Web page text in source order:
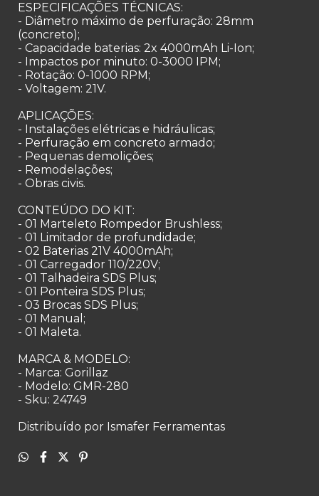
ESPECIFICAÇÕES TÉCNICAS:
- Diâmetro máximo de perfuração: 28mm
(concreto);
- Capacidade baterias: 2x 4000mAh Li-Ion;
- Impactos por minuto: 0-3000 IPM;
- Rotação: 0-1000 RPM;
- Voltagem: 21V.
APLICAÇÕES:
- Instalações elétricas e hidráulicas;
- Perfuração em concreto armado;
- Pequenas demolições;
- Remodelações;
- Obras civis.
CONTEÚDO DO KIT:
- 01 Marteleto Rompedor Brushless;
- 01 Limitador de profundidade;
- 02 Baterias 21V 4000mAh;
- 01 Carregador 110/220V;
- 01 Talhadeira SDS Plus;
- 01 Ponteira SDS Plus;
- 03 Brocas SDS Plus;
- 01 Manual;
- 01 Maleta.
MARCA & MODELO:
- Marca: Gorillaz
- Modelo: GMR-280
- Sku: 24749
Distribuído por Ismafer Ferramentas